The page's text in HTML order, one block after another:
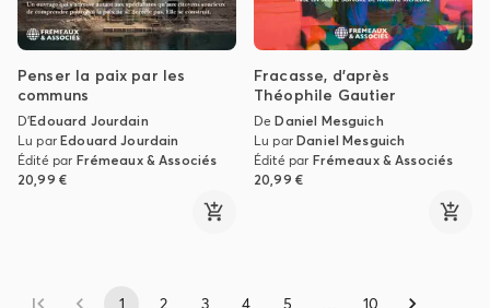
Penser la paix par les
communs
D'Edouard Jourdain
Lu parEdouard Jourdain
Édité par Frémeaux & Associés
20,99 €
Fracasse, d’après
Théophile Gautier
DeDaniel Mesguich
Lu parDaniel Mesguich
Édité par Frémeaux & Associés
20,99 €
1 2 3 4 5 … 10